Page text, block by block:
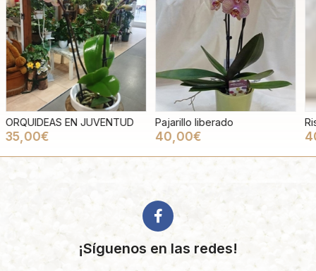
Pajarillo liberado
40,00€
Risueña Alocada
40,00€
¡Síguenos en las redes!